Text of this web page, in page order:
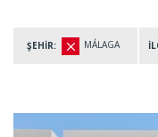
ŞEHİR: MÁLAGA